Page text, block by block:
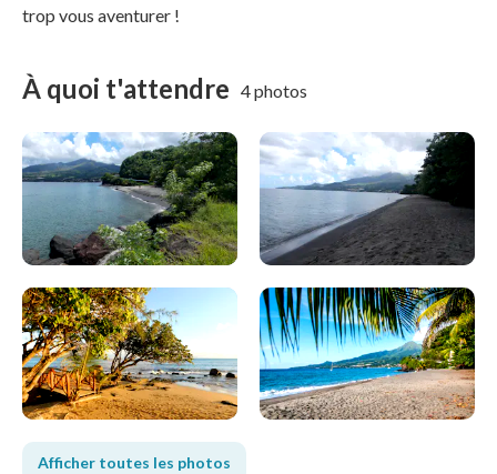
trop vous aventurer !
À quoi t'attendre 4 photos
Afficher toutes les photos